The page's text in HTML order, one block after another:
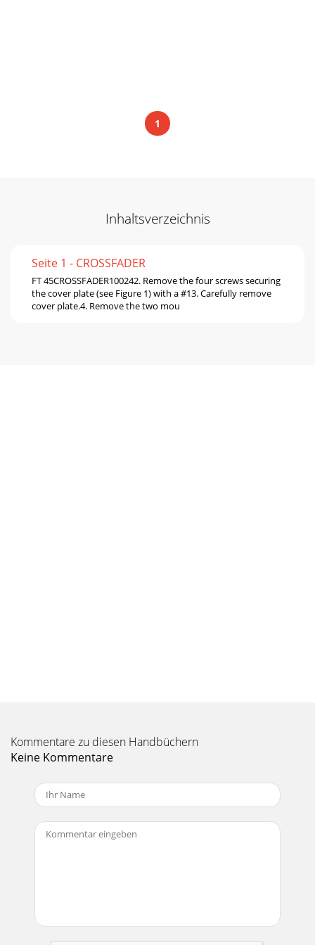
1
Inhaltsverzeichnis
Seite 1 - CROSSFADER
FT 45CROSSFADER100242. Remove the four screws securing
the cover plate (see Figure 1) with a #13. Carefully remove
cover plate.4. Remove the two mou
Kommentare zu diesen Handbüchern
Keine Kommentare